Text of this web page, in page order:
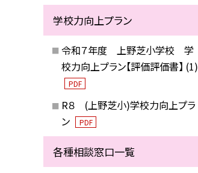
学校力向上プラン
令和７年度 上野芝小学校 学
校力向上プラン【評価評価書】 (1)
PDF
R８ (上野芝小)学校力向上プラ
ン
PDF
各種相談窓口一覧